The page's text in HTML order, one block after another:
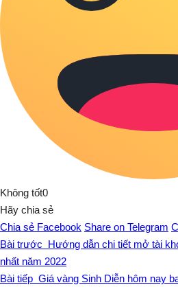
Không tốt0
Hãy chia sẻ
Chia sẻ Facebook Share on Telegram
Bài trước Hướng dẫn chi tiết mở tài
nhất năm 2022
Bài tiếp Giá vàng Sinh Diễn hôm nay